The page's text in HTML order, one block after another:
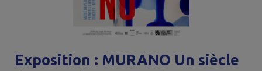
Exposition : MURANO Un siècle